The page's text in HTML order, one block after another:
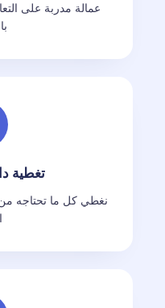
عمالة مدربة على
تغطية
نغطي كل ما تحتاجه